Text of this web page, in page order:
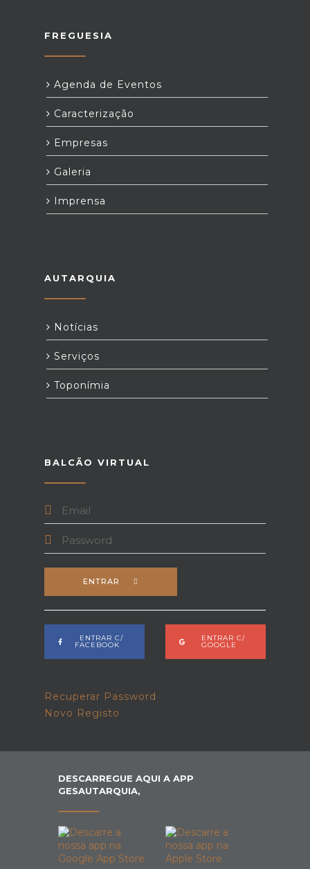
FREGUESIA
Agenda de Eventos
Caracterização
Empresas
Galeria
Imprensa
AUTARQUIA
Notícias
Serviços
Toponímia
BALCÃO VIRTUAL
ENTRAR
ENTRAR C/
FACEBOOK
ENTRAR C/
GOOGLE
Recuperar Password
Novo Registo
DESCARREGUE AQUI A APP
GESAUTARQUIA,